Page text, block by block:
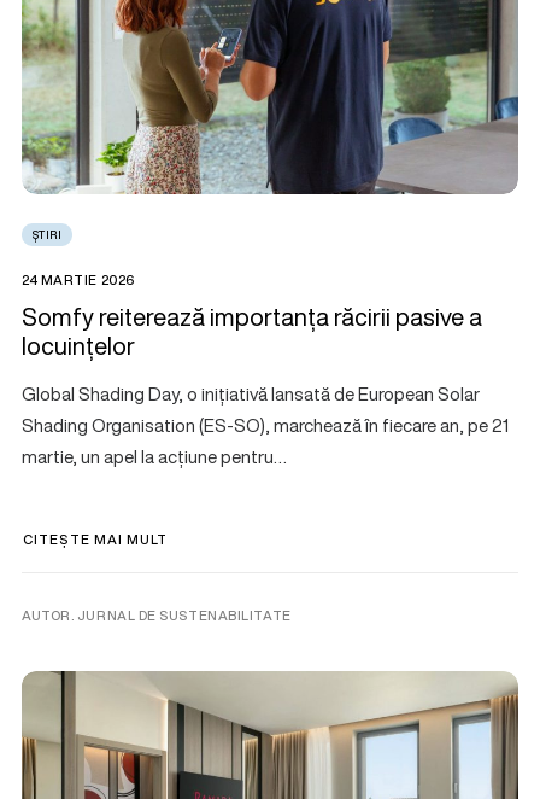
ȘTIRI
24 MARTIE 2026
Somfy reiterează importanța răcirii pasive a
locuințelor
Global Shading Day, o inițiativă lansată de European Solar
Shading Organisation (ES-SO), marchează în fiecare an, pe 21
martie, un apel la acțiune pentru…
CITEȘTE MAI MULT
AUTOR. JURNAL DE SUSTENABILITATE